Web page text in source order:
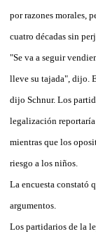
por razones morales,
cuatro décadas sin
"Se va a seguir
lleve su tajada", dijo.
dijo Schnur. Los
legalización reportaría
mientras que los
riesgo a los niños.
La encuesta constató
argumentos.
Los partidarios de la